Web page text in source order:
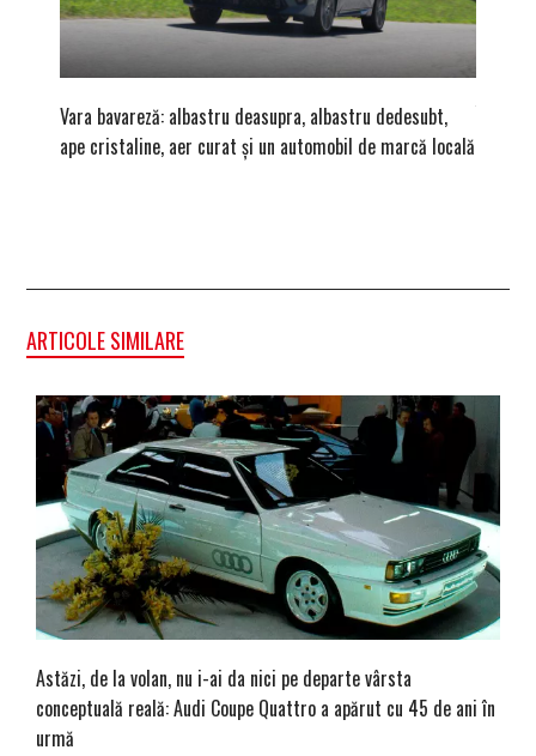
Vara bavareză: albastru deasupra, albastru dedesubt,
ape cristaline, aer curat și un automobil de marcă locală
ARTICOLE SIMILARE
Astăzi, de la volan, nu i-ai da nici pe departe vârsta
conceptuală reală: Audi Coupe Quattro a apărut cu 45 de ani în
urmă